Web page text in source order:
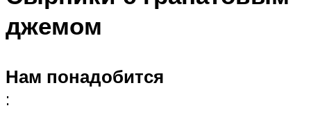
джемом
Нам понадобится
: